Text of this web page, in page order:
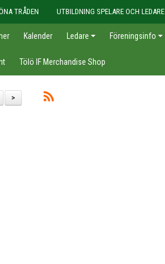
TRÅDEN UTBILDNING SPELARE OCH LEDARE
Kalender Ledare Föreningsinfo
Tölö IF Merchandise Shop
>